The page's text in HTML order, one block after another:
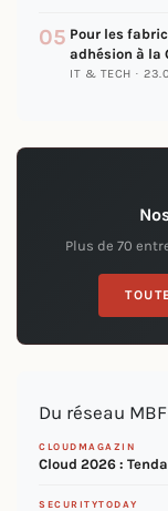
05 Pour les
adhésion à la
IT & TECH ·
Plus de 70
Du réseau MBF
CLOUDMAGAZIN
Cloud 2026 :
SECURITYTODAY